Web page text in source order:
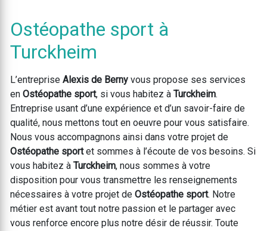
Ostéopathe sport à
Turckheim
L’entreprise Alexis de Berny vous propose ses services
en Ostéopathe sport, si vous habitez à Turckheim.
Entreprise usant d’une expérience et d’un savoir-faire de
qualité, nous mettons tout en oeuvre pour vous satisfaire.
Nous vous accompagnons ainsi dans votre projet de
Ostéopathe sportet sommes à l’écoute de vos besoins. Si
vous habitez à Turckheim, nous sommes à votre
disposition pour vous transmettre les renseignements
nécessaires à votre projet de Ostéopathe sport. Notre
métier est avant tout notre passion et le partager avec
vous renforce encore plus notre désir de réussir. Toute